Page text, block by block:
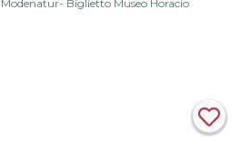
Biglietto Museo Horacio